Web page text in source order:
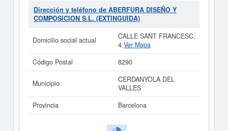
Dirección y teléfono de ABERFURA DISEÑO Y
COMPOSICION S.L. (EXTINGUIDA)
Domicilio social actual
CALLE SANT FRANCESC,
4 Ver Mapa
Código Postal
8290
Municipio
CERDANYOLA DEL
VALLES
Provincia
Barcelona